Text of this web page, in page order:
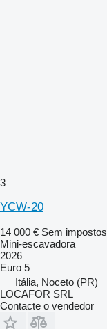
3
YCW-20
14 000 € Sem impostos
Mini-escavadora
2026
Euro 5
Itália, Noceto (PR)
LOCAFOR SRL
Contacte o vendedor